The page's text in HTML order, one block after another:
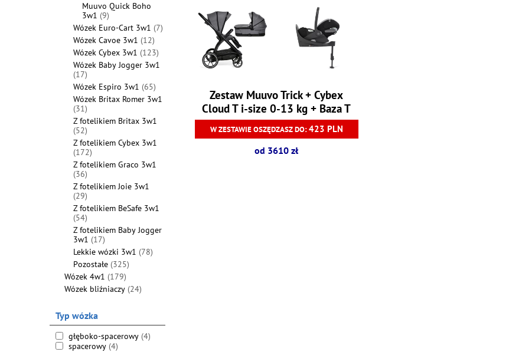
Muuvo Quick Boho
3w1 (9)
Wózek Euro-Cart 3w1 (7)
Wózek Cavoe 3w1 (12)
Wózek Cybex 3w1 (123)
Wózek Baby Jogger 3w1
(17)
Wózek Espiro 3w1 (65)
Wózek Britax Romer 3w1
(31)
Z fotelikiem Britax 3w1
(52)
Z fotelikiem Cybex 3w1
(172)
Z fotelikiem Graco 3w1
(36)
Z fotelikiem Joie 3w1
(29)
Z fotelikiem BeSafe 3w1
(54)
Z fotelikiem Baby Jogger
3w1 (17)
Lekkie wózki 3w1 (78)
Pozostałe (325)
Wózek 4w1 (179)
Wózek bliźniaczy (24)
Typ wózka
głęboko-spacerowy (4)
spacerowy (4)
Zestaw Muuvo Trick + Cybex
Cloud T i-size 0-13 kg + Baza T
W ZESTAWIE OSZĘDZASZ DO:423 PLN
od 3610 zł